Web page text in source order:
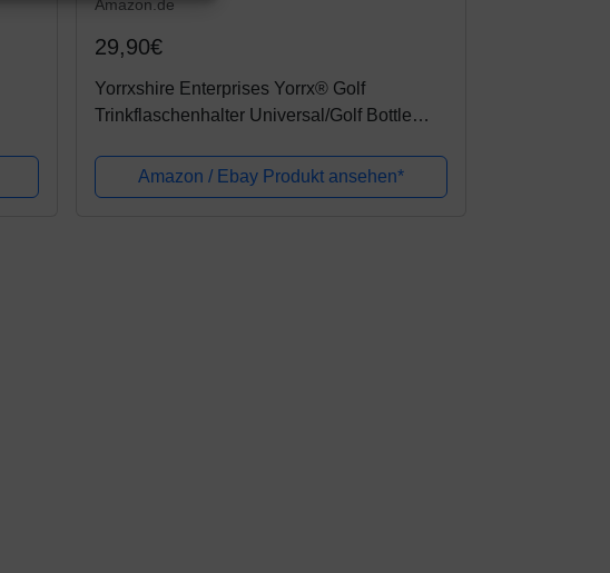
Amazon.de
29,90€
Yorrxshire Enterprises Yorrx® Golf
Trinkflaschenhalter Universal/Golf Bottle
Amazon / Ebay Produkt ansehen*